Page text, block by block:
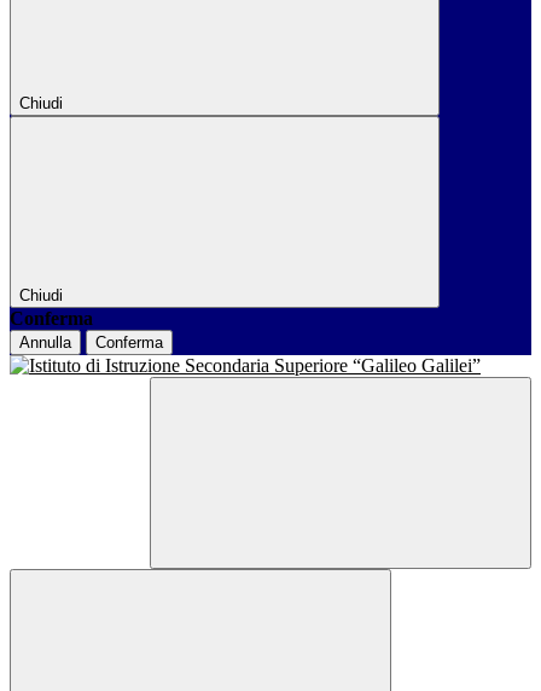
Chiudi
Chiudi
Conferma
Annulla Conferma